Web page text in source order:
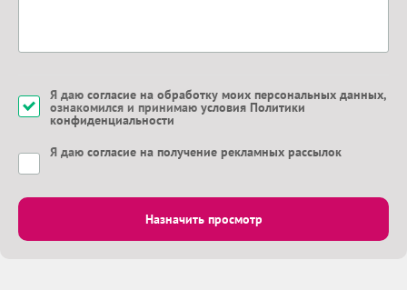
Я даю согласие на обработку моих персональных данных,
ознакомился и принимаю условия Политики
конфиденциальности
Я даю согласие на получение рекламных рассылок
Назначить просмотр